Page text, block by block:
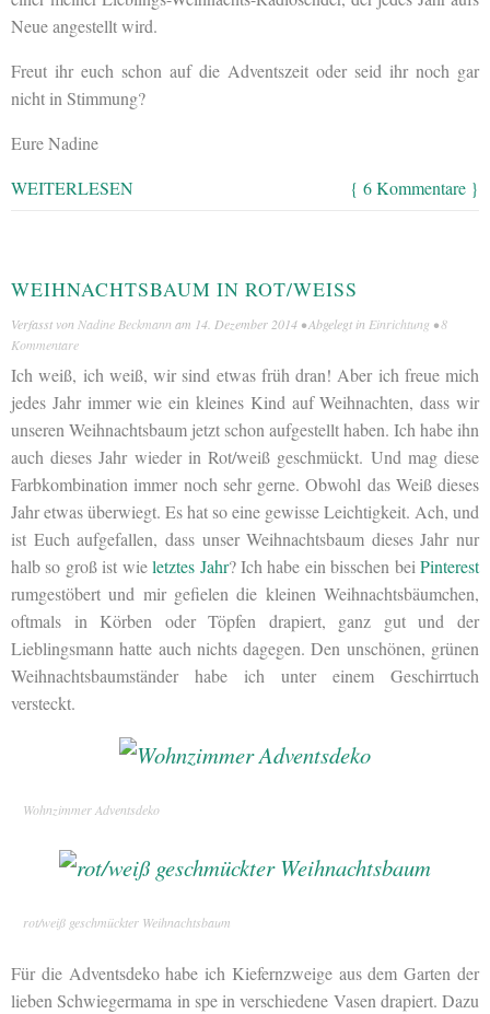
Neue angestellt wird.
Freut ihr euch schon auf die Adventszeit oder seid ihr noch gar
nicht in Stimmung?
Eure Nadine
WEITERLESEN
{ 6 Kommentare }
WEIHNACHTSBAUM IN ROT/WEISS
Verfasst von Nadine Beckmann am 14. Dezember 2014 • Abgelegt in Einrichtung •8
Kommentare
Ich weiß, ich weiß, wir sind etwas früh dran! Aber ich freue mich
jedes Jahr immer wie ein kleines Kind auf Weihnachten, dass wir
unseren Weihnachtsbaum jetzt schon aufgestellt haben. Ich habe ihn
auch dieses Jahr wieder in Rot/weiß geschmückt. Und mag diese
Farbkombination immer noch sehr gerne. Obwohl das Weiß dieses
Jahr etwas überwiegt. Es hat so eine gewisse Leichtigkeit. Ach, und
ist Euch aufgefallen, dass unser Weihnachtsbaum dieses Jahr nur
halb so groß ist wieletztes Jahr? Ich habe ein bisschen beiPinterest
rumgestöbert und mir gefielen die kleinen Weihnachtsbäumchen,
oftmals in Körben oder Töpfen drapiert, ganz gut und der
Lieblingsmann hatte auch nichts dagegen. Den unschönen, grünen
Weihnachtsbaumständer habe ich unter einem Geschirrtuch
versteckt.
Wohnzimmer Adventsdeko
rot/weiß geschmückter Weihnachtsbaum
Für die Adventsdeko habe ich Kiefernzweige aus dem Garten der
lieben Schwiegermama in spe in verschiedene Vasen drapiert. Dazu